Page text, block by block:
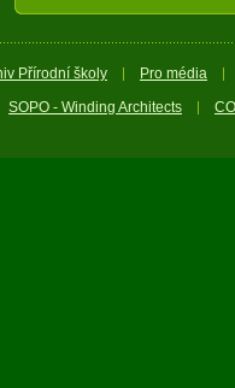
Přírodní školy
Pro média
SOPO - Winding Architects